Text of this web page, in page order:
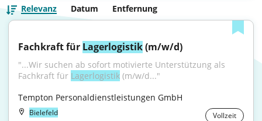
Relevanz Datum Entfernung
Fachkraft für Lagerlogistik (m/w/d)
"...Wir suchen ab sofort motivierte Unterstützung als
Fachkraft für Lagerlogistik (m/w/d..."
Tempton Personaldienstleistungen GmbH
Bielefeld Vollzeit